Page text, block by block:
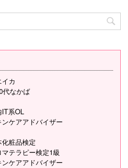
カ
代なかば
系OL
ケアアドバイザー
粧品検定
テラピー検定1級
ケアアドバイザー